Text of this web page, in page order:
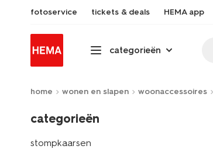
fotoservice tickets & deals HEMA app
categorieën
home wonen en slapen woonaccessoires
categorieën
stompkaarsen